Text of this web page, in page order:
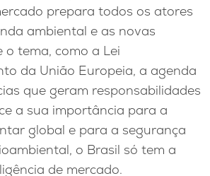
prepara todos os atores
ambiental e as novas
o tema, como a Lei
da União Europeia, a agenda
que geram responsabilidades
a sua importância para a
global e para a segurança
o Brasil só tem a
de mercado.